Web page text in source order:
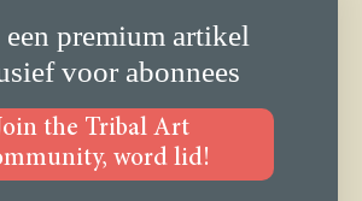
premium artikel
voor abonnees
the Tribal Art
word lid!